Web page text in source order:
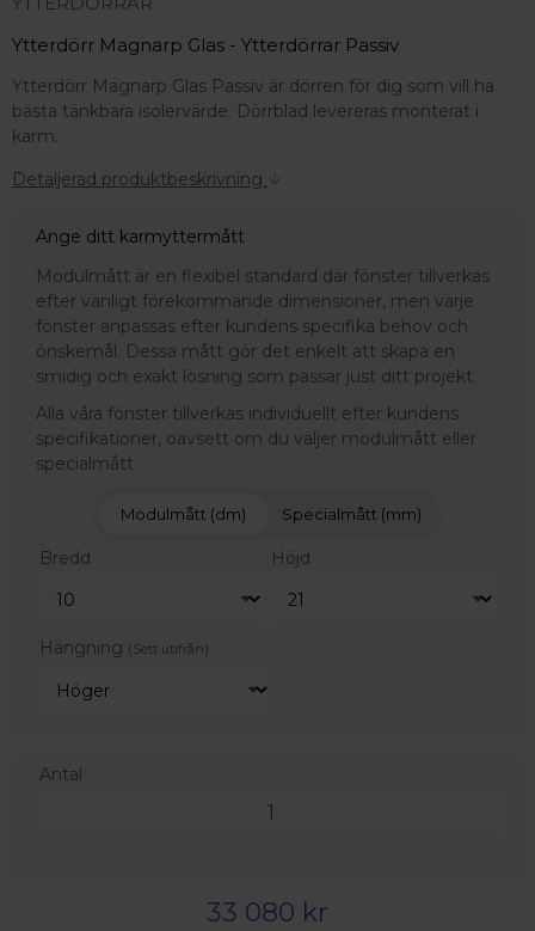
fokus på kvalitet, omtanke och djup kompetens.
Ytterdörr Magnarp Glas - Ytterdörrar Passiv
Ytterdörr Magnarp Glas Passiv är dörren för dig som vill ha
bästa tänkbara isolervärde. Dörrblad levereras monterat i
karm.
Detaljerad produktbeskrivning
Ange ditt karmyttermått
Modulmått är en flexibel standard där fönster tillverkas
efter vanligt förekommande dimensioner, men varje
fönster anpassas efter kundens specifika behov och
önskemål. Dessa mått gör det enkelt att skapa en
smidig och exakt lösning som passar just ditt projekt.
Alla våra fönster tillverkas individuellt efter kundens
specifikationer, oavsett om du väljer modulmått eller
specialmått.
Modulmått (dm) Specialmått (mm)
Bredd Höjd
Hängning (Sett utifrån)
Antal
33 080 kr